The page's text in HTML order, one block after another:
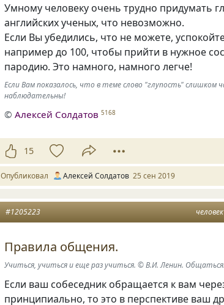
Умному человеку очень трудно придумать
английских ученых, что невозможно.
Если Вы убедились, что не можете,
например до 100, чтобы прийти в нужное
пародию. Это намного, намного легче!
Если Вам показалось, что в теме слово "глупость" слишком
наблюдательны!
©Алексей Солдатов 5168
15
Опубликовал Алексей Солдатов 25 сен 2019
человек
#1205223
Правила общения.
Учиться, учиться и еще раз учиться. © В.И. Ленин. Общаться.
Если ваш собеседник обращается к вам
принципиально, то это в перспективе ваш